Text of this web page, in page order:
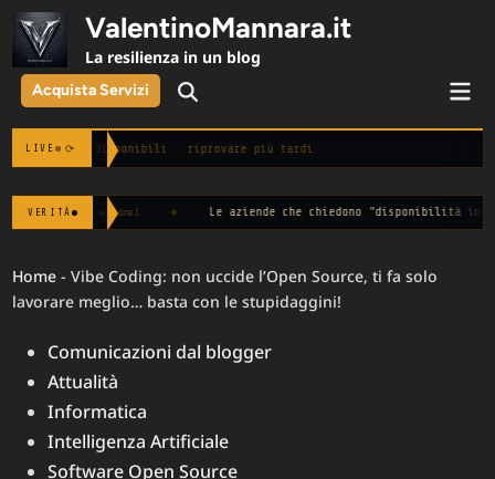
Skip
content
ValentinoMannara.it
La resilienza in un blog
Acquista Servizi Open
LIVE ⟳
Notizie non disponibili · riprovare più tardi
VERITÀ ◆ Le aziende che chiedono "disponibilità immediata"
Home -Vibe Coding: non uccide l’Open Source, ti fa solo
lavorare meglio… basta con le stupidaggini!
PostedComunicazioni dal blogger
Attualità
Informatica
Intelligenza Artificiale
Software Open Source